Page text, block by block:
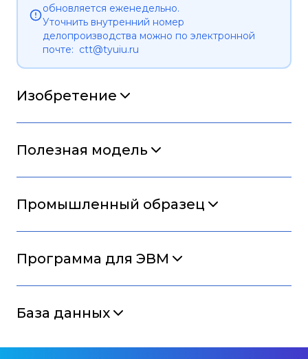
обновляется еженедельно.
Уточнить внутренний номер
делопроизводства можно по электронной
почте: ctt@tyuiu.ru
Изобретение
Полезная модель
Промышленный образец
Программа для ЭВМ
База данных